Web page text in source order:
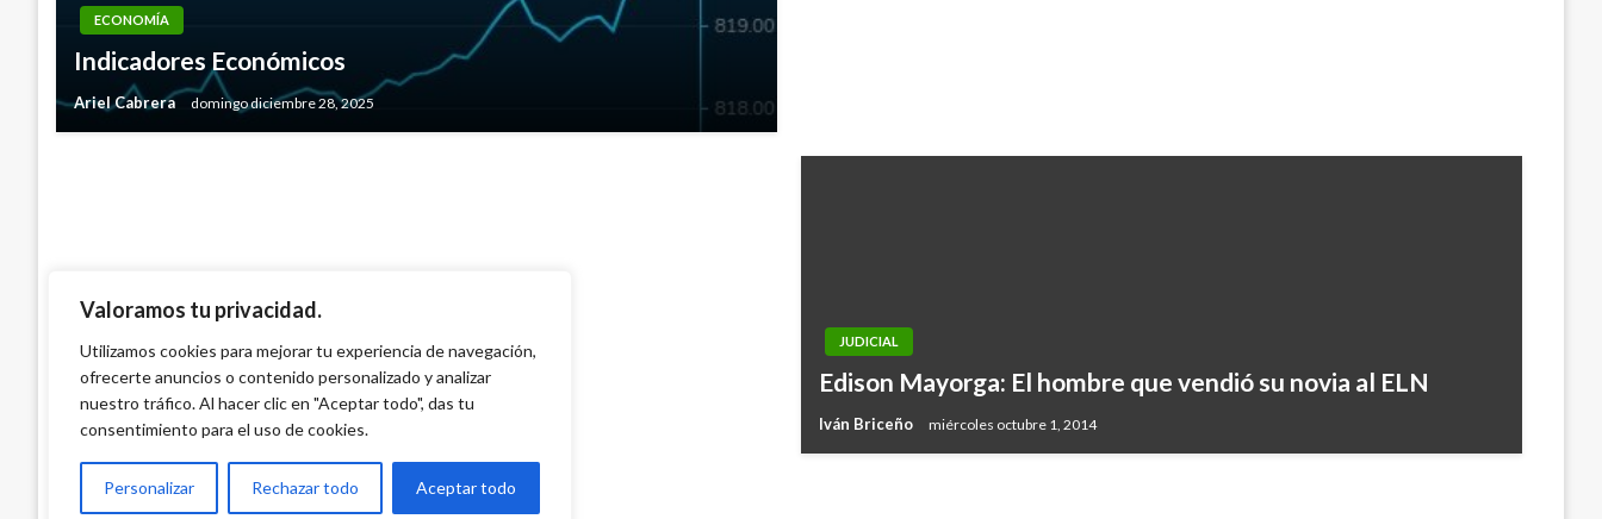
Valoramos tu privacidad.
Utilizamos cookies para mejorar tu experiencia de navegación,
ofrecerte anuncios o contenido personalizado y analizar
nuestro tráfico. Al hacer clic en "Aceptar todo", das tu
consentimiento para el uso de cookies.
Personalizar Rechazar todo Aceptar todo
ECONOMÍA
Indicadores Económicos
Ariel Cabrera domingo diciembre 28, 2025
NACIONAL
La educación para la Fuerza Pública es un objetivo
estratégico: Mindefensa
JUDICIAL
Edison Mayorga: El hombre que vendió su novia al ELN
Iván Briceño miércoles octubre 1, 2014